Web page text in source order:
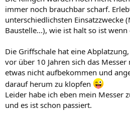
immer noch brauchbar scharf.
unterschiedlichsten Einsatzzwecke
Baustelle...), wie ist halt so ist
Die Griffschale hat eine
vor über 10 Jahren sich das
etwas nicht aufbekommen und
darauf herum zu klopfen
Leider habe ich eben mein Messer
und es ist schon passiert.